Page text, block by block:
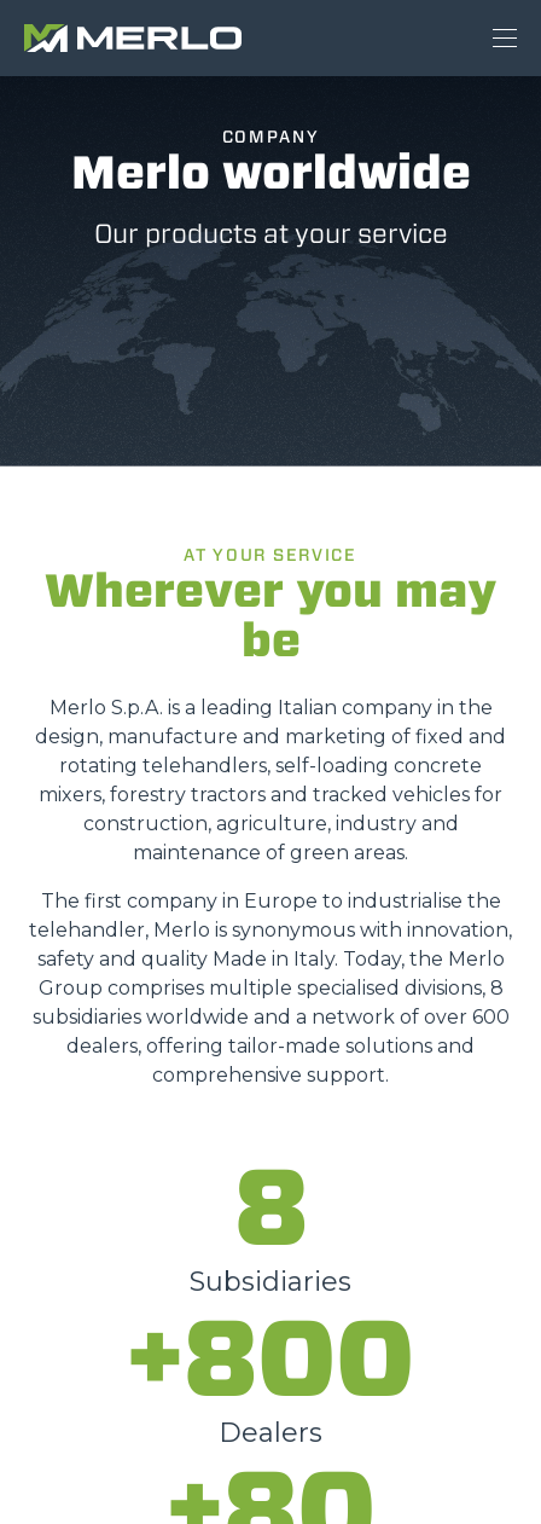
COMPANY
Merlo worldwide
Our products at your service
AT YOUR SERVICE
Wherever you may
be
Merlo S.p.A. is a leading Italian company in the
design, manufacture and marketing of fixed and
rotating telehandlers, self-loading concrete
mixers, forestry tractors and tracked vehicles for
construction, agriculture, industry and
maintenance of green areas.
The first company in Europe to industrialise the
telehandler, Merlo is synonymous with innovation,
safety and quality Made in Italy. Today, the Merlo
Group comprises multiple specialised divisions, 8
subsidiaries worldwide and a network of over 600
dealers, offering tailor-made solutions and
comprehensive support.
8
Subsidiaries
+800
Dealers